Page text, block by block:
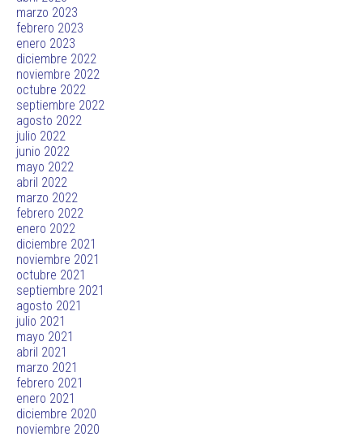
marzo 2023
febrero 2023
enero 2023
diciembre 2022
noviembre 2022
octubre 2022
septiembre 2022
agosto 2022
julio 2022
junio 2022
mayo 2022
abril 2022
marzo 2022
febrero 2022
enero 2022
diciembre 2021
noviembre 2021
octubre 2021
septiembre 2021
agosto 2021
julio 2021
mayo 2021
abril 2021
marzo 2021
febrero 2021
enero 2021
diciembre 2020
noviembre 2020